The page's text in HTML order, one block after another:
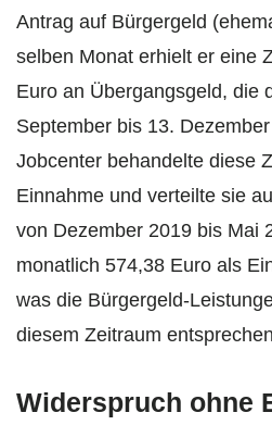
Antrag auf Bürgergeld
selben Monat erhielt er eine
Euro an Übergangsgeld, die
September bis 13.
Jobcenter behandelte diese
Einnahme und verteilte sie
von Dezember 2019 bis Mai
monatlich 574,38 Euro als
was die Bürgergeld-
diesem Zeitraum
Widerspruch ohne